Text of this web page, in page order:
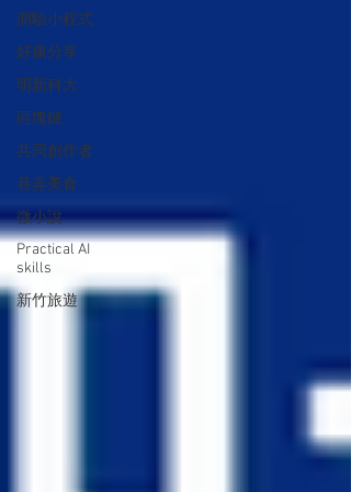
測驗小程式
好康分享
明新科大
區塊鏈
共同創作者
巷弄美食
微小說
Practical AI
skills
新竹旅遊